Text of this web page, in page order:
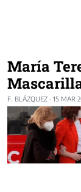
María
F. BLÁZQUEZ · 15 MAR